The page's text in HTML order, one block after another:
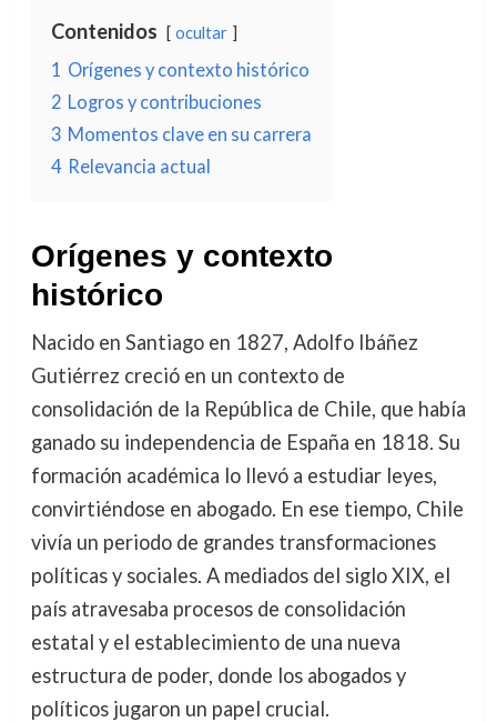
Contenidos ocultar
1 Orígenes y contexto histórico
2 Logros y contribuciones
3 Momentos clave en su carrera
4 Relevancia actual
Orígenes y contexto
histórico
Nacido en Santiago en 1827, Adolfo Ibáñez
Gutiérrez creció en un contexto de
consolidación de la República de Chile, que había
ganado su independencia de España en 1818. Su
formación académica lo llevó a estudiar leyes,
convirtiéndose en abogado. En ese tiempo, Chile
vivía un periodo de grandes transformaciones
políticas y sociales. A mediados del siglo XIX, el
país atravesaba procesos de consolidación
estatal y el establecimiento de una nueva
estructura de poder, donde los abogados y
políticos jugaron un papel crucial.